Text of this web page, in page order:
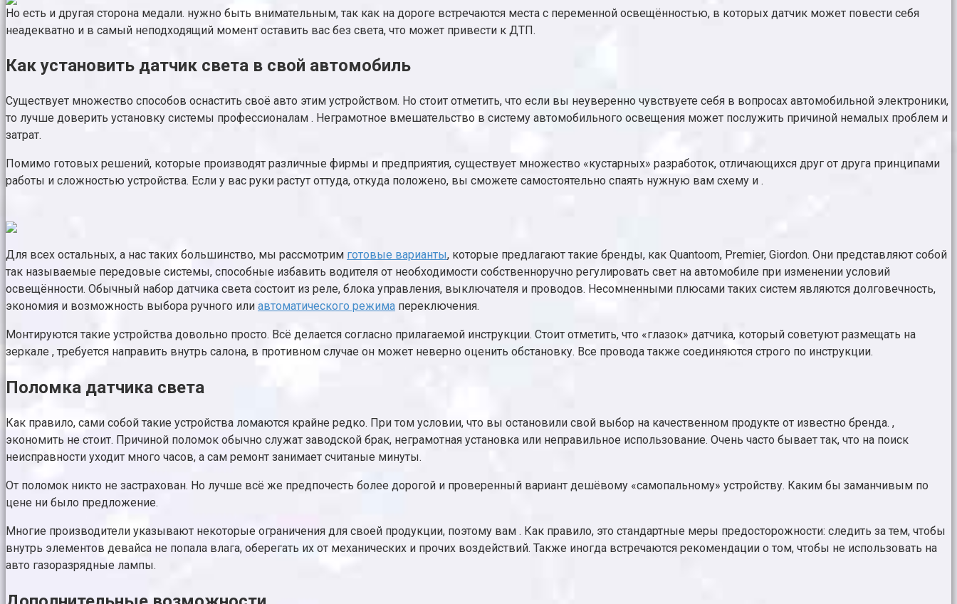
Но есть и другая сторона медали. нужно быть внимательным, так как на дороге встречаются места с переменной освещённостью, в которых датчик может повести себя
неадекватно и в самый неподходящий момент оставить вас без света, что может привести к ДТП.
Как установить датчик света в свой автомобиль
Существует множество способов оснастить своё авто этим устройством. Но стоит отметить, что если вы неуверенно чувствуете себя в вопросах автомобильной электроники,
то лучше доверить установку системы профессионалам . Неграмотное вмешательство в систему автомобильного освещения может послужить причиной немалых проблем и
затрат.
Помимо готовых решений, которые производят различные фирмы и предприятия, существует множество «кустарных» разработок, отличающихся друг от друга принципами
работы и сложностью устройства. Если у вас руки растут оттуда, откуда положено, вы сможете самостоятельно спаять нужную вам схему и .
Для всех остальных, а нас таких большинство, мы рассмотрим готовые варианты, которые предлагают такие бренды, как Quantoom, Premier, Giordon. Они представляют собой
так называемые передовые системы, способные избавить водителя от необходимости собственноручно регулировать свет на автомобиле при изменении условий
освещённости. Обычный набор датчика света состоит из реле, блока управления, выключателя и проводов. Несомненными плюсами таких систем являются долговечность,
экономия и возможность выбора ручного или автоматического режима переключения.
Монтируются такие устройства довольно просто. Всё делается согласно прилагаемой инструкции. Стоит отметить, что «глазок» датчика, который советуют размещать на
зеркале , требуется направить внутрь салона, в противном случае он может неверно оценить обстановку. Все провода также соединяются строго по инструкции.
Поломка датчика света
Как правило, сами собой такие устройства ломаются крайне редко. При том условии, что вы остановили свой выбор на качественном продукте от известно бренда. ,
экономить не стоит. Причиной поломок обычно служат заводской брак, неграмотная установка или неправильное использование. Очень часто бывает так, что на поиск
неисправности уходит много часов, а сам ремонт занимает считаные минуты.
От поломок никто не застрахован. Но лучше всё же предпочесть более дорогой и проверенный вариант дешёвому «самопальному» устройству. Каким бы заманчивым по
цене ни было предложение.
Многие производители указывают некоторые ограничения для своей продукции, поэтому вам . Как правило, это стандартные меры предосторожности: следить за тем, чтобы
внутрь элементов девайса не попала влага, оберегать их от механических и прочих воздействий. Также иногда встречаются рекомендации о том, чтобы не использовать на
авто газоразрядные лампы.